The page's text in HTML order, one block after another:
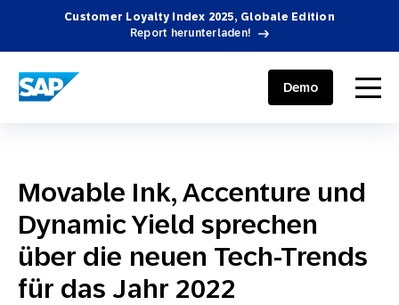
Customer Loyalty Index 2025, Globale Edition
Report herunterladen!
SAP ENGAGEMENT CLOUD menu
Demo
Movable Ink, Accenture und
Dynamic Yield sprechen
über die neuen Tech-Trends
für das Jahr 2022